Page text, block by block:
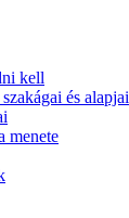
kell
és alapjai
menete